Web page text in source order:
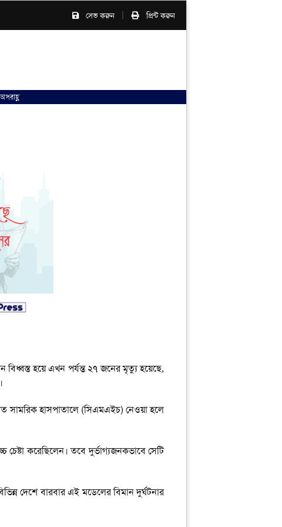
সেভ করুন | প্রিন্ট করুন
বিধ্বস্ত হয়ে এখন পর্যন্ত ২৭ জনের মৃত্যু হয়েছে,
সামরিক হাসপাতালে (সিএমএইচ) নেওয়া হলে
করেছিলেন। তবে দুর্ভাগ্যজনকভাবে সেটি
দেশে বারবার এই মডেলের বিমান দুর্ঘটনার